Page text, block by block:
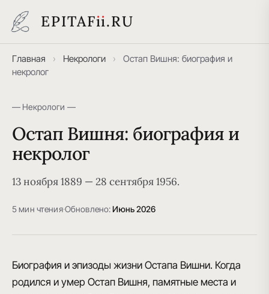
EPITAFii.RU
Главная › Некрологи ›
Остап Вишня: биография и
некролог
— Некрологи —
Остап Вишня: биография и
некролог
13 ноября 1889 — 28 сентября 1956.
5 мин чтения·Обновлено:Июнь 2026
Биография и эпизоды жизни Остапа Вишни. Когда
родился и умер Остап Вишня, памятные места и